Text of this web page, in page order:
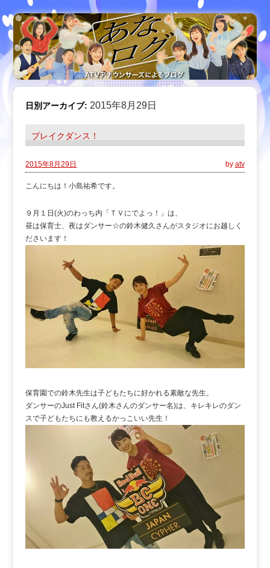
日別アーカイブ:2015年8月29日
ブレイクダンス！
2015年8月29日 by atv
こんにちは！小島祐希です。
９月１日(火)のわっち内「ＴＶにでよっ！」は、
昼は保育士、夜はダンサー☆の鈴木健久さんがスタジオにお越しく
ださいます！
保育園での鈴木先生は子どもたちに好かれる素敵な先生。
ダンサーのJust Fitさん(鈴木さんのダンサー名)は、キレキレのダン
スで子どもたちにも教えるかっこいい先生！